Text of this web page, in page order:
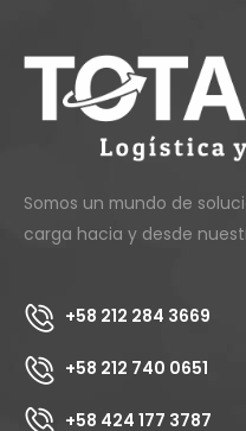
Somos un mundo de
carga hacia y desde
+58 212 284 3669
+58 212 740 0651
+58 424 177 3787